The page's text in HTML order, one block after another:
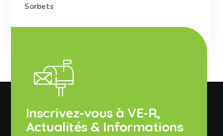
Sorbets
Inscrivez-vous à VE-R,
Actualités & Informations